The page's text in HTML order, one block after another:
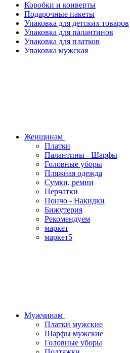
Коробки и конверты
Подарочные пакеты
Упаковка для детских товаров
Упаковка для палантинов
Упаковка для платков
Упаковка мужская
Женщинам
Платки
Палантины - Шарфы
Головные уборы
Пляжная одежда
Сумки, ремни
Перчатки
Пончо - Накидки
Бижутерия
Рекомендуем
маркет
маркет5
Мужчинам
Платки мужские
Шарфы мужские
Головные уборы